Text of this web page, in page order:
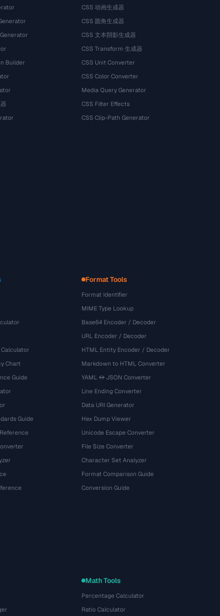
Builder
CSS 动画生成器
CSS 圆角生成器
CSS 文本阴影生成器
CSS Transform 生成器
CSS Unit Converter
CSS Color Converter
Media Query Generator
CSS Filter Effects
CSS Clip-Path Generator
Chart
Guide
Guide
Format Tools
Format Identifier
MIME Type Lookup
Base64 Encoder / Decoder
URL Encoder / Decoder
HTML Entity Encoder / Decoder
Markdown to HTML Converter
YAML ↔ JSON Converter
Line Ending Converter
Data URI Generator
Hex Dump Viewer
Unicode Escape Converter
File Size Converter
Character Set Analyzer
Format Comparison Guide
Conversion Guide
Math Tools
Percentage Calculator
Ratio Calculator